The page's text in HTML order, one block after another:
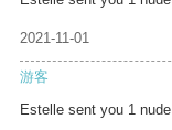
2021-11-01
游客
Estelle sent you 1 nude